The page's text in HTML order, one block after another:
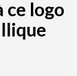
ce logo